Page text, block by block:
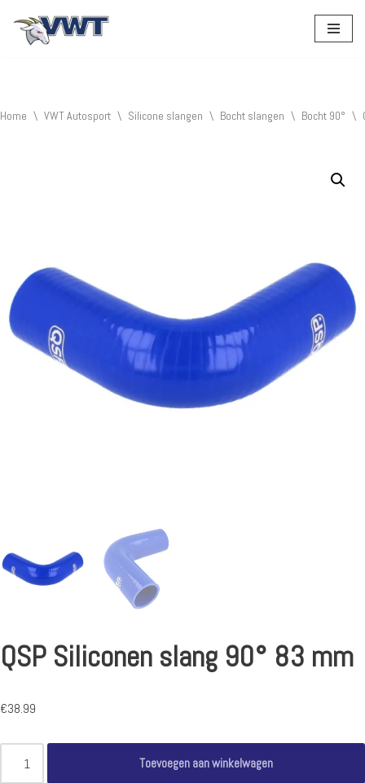
Home \ VWT Autosport \ Silicone slangen \ Bocht slangen \ Bocht 90° \
QSP Siliconen slang 90° 83 mm
€38.99
Toevoegen aan winkelwagen